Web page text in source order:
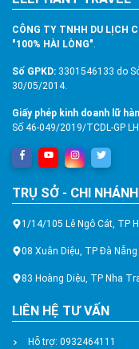
CÔNG TY TNHH DU LỊCH
"100% HÀI LÒNG".
Số GPKD: 3301546133 do
30/05/2014.
Giấy phép kinh doanh lữ
Số 46-049/2019/TCDL-GP
TRỤ SỞ - CHI NHÁNH
1/14/105 Lê Ngô Cát, TP
08 Xuân Diệu, TP Đà Nẵng
83 Hoàng Diệu, TP Nha
LIÊN HỆ TƯ VẤN
Hỗ trợ: 0932464111